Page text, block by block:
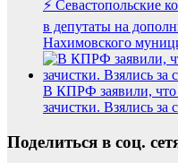
⚡ Севастопольские
в депутаты на
Нахимовского
В КПРФ заявили, что
зачистки. Взялись за
Поделиться в соц.